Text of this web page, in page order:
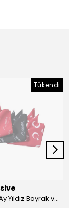
Tükendi
3'lü Türkiye Ay Yıldız Bayrak ve Mustafa Kemal Atatürk imzalı Kırmızı Siyah Yaka Mendili Seti